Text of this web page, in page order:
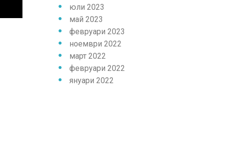
юли 2023
май 2023
февруари 2023
ноември 2022
март 2022
февруари 2022
януари 2022